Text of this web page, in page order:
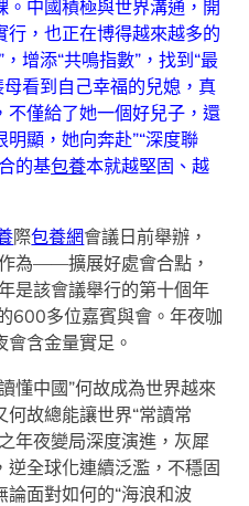
。中國積極與世界溝通，開
，也正在博得越來越多的
增添“共鳴指數”，找到“最
看到自己幸福的兒媳，真
不僅給了她一個好兒子，還
顯，她向奔赴”“深度聯
的基包養本就越堅固、越
際包養網會議日前舉辦，
為——擴展好處會合點，
是該會議舉行的第十個年
600多位嘉賓與會。年夜咖
含金量實足。
懂中國”何故成為世界越來
故總能讓世界“常讀常
年夜變局深度演進，灰犀
逆全球化連續泛濫，不穩固
面對如何的“海浪和波